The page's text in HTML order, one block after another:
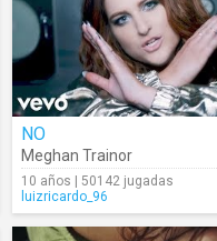
NO
Meghan Trainor
10 años | 50142 jugadas
luizricardo_96